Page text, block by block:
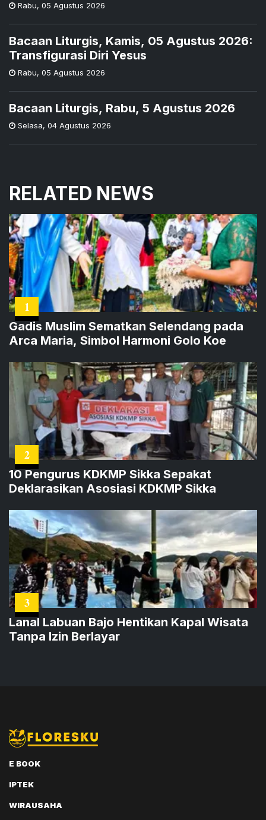
Rabu, 05 Agustus 2026
Bacaan Liturgis, Kamis, 05 Agustus 2026:
Transfigurasi Diri Yesus
Rabu, 05 Agustus 2026
Bacaan Liturgis, Rabu, 5 Agustus 2026
Selasa, 04 Agustus 2026
RELATED NEWS
1
Gadis Muslim Sematkan Selendang pada
Arca Maria, Simbol Harmoni Golo Koe
2
10 Pengurus KDKMP Sikka Sepakat
Deklarasikan Asosiasi KDKMP Sikka
3
Lanal Labuan Bajo Hentikan Kapal Wisata
Tanpa Izin Berlayar
E BOOK
IPTEK
WIRAUSAHA